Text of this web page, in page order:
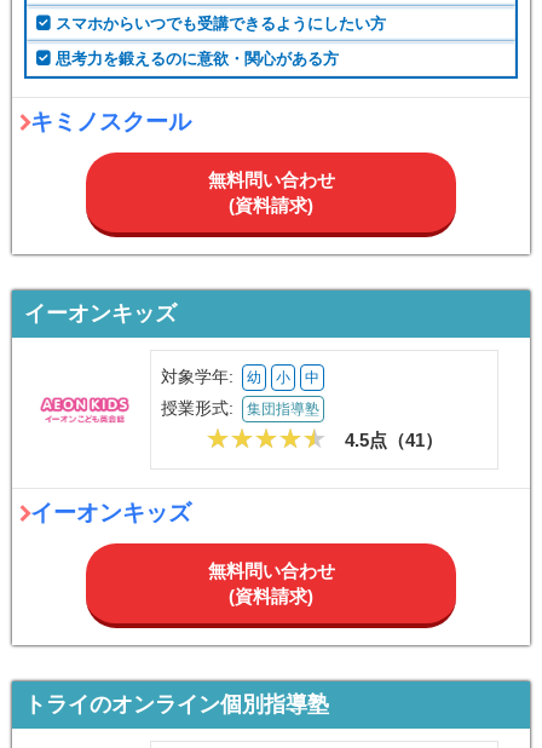
スマホからいつでも受講できるようにしたい方
思考力を鍛えるのに意欲・関心がある方
キミノスクール
無料問い合わせ
(資料請求)
イーオンキッズ
対象学年: 幼 小 中
授業形式: 集団指導塾
4.5点（41）
イーオンキッズ
無料問い合わせ
(資料請求)
トライのオンライン個別指導塾